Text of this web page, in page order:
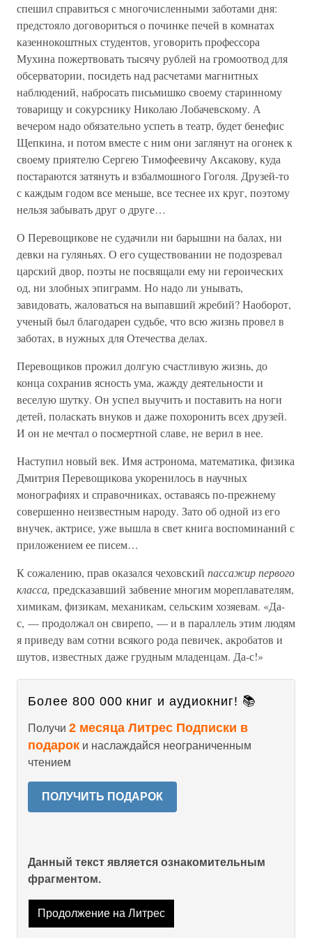
спешил справиться с многочисленными заботами дня:
предстояло договориться о починке печей в комнатах
казеннокоштных студентов, уговорить профессора
Мухина пожертвовать тысячу рублей на громоотвод для
обсерватории, посидеть над расчетами магнитных
наблюдений, набросать письмишко своему старинному
товарищу и сокурснику Николаю Лобачевскому. А
вечером надо обязательно успеть в театр, будет бенефис
Щепкина, и потом вместе с ним они заглянут на огонек к
своему приятелю Сергею Тимофеевичу Аксакову, куда
постараются затянуть и взбалмошного Гоголя. Друзей-то
с каждым годом все меньше, все теснее их круг, поэтому
нельзя забывать друг о друге…
О Перевощикове не судачили ни барышни на балах, ни
девки на гуляньях. О его существовании не подозревал
царский двор, поэты не посвящали ему ни героических
од, ни злобных эпиграмм. Но надо ли унывать,
завидовать, жаловаться на выпавший жребий? Наоборот,
ученый был благодарен судьбе, что всю жизнь провел в
заботах, в нужных для Отечества делах.
Перевощиков прожил долгую счастливую жизнь, до
конца сохранив ясность ума, жажду деятельности и
веселую шутку. Он успел выучить и поставить на ноги
детей, поласкать внуков и даже похоронить всех друзей.
И он не мечтал о посмертной славе, не верил в нее.
Наступил новый век. Имя астронома, математика, физика
Дмитрия Перевощикова укоренилось в научных
монографиях и справочниках, оставаясь по-прежнему
совершенно неизвестным народу. Зато об одной из его
внучек, актрисе, уже вышла в свет книга воспоминаний с
приложением ее писем…
К сожалению, прав оказался чеховский пассажир первого
класса, предсказавший забвение многим мореплавателям,
химикам, физикам, механикам, сельским хозяевам. «Да-
с, — продолжал он свирепо, — и в параллель этим людям
я приведу вам сотни всякого рода певичек, акробатов и
шутов, известных даже грудным младенцам. Да-с!»
Более 800 000 книг и аудиокниг! 📚
Получи 2 месяца Литрес Подписки в
подарок и наслаждайся неограниченным
чтением
ПОЛУЧИТЬ ПОДАРОК
Данный текст является ознакомительным
фрагментом.
Продолжение на Литрес